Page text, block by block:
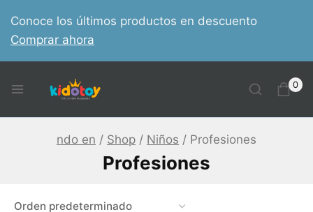
content
Conoce los últimos productos en descuento
Comprar ahora
0
ndo en / Shop / Niños / Profesiones
Profesiones